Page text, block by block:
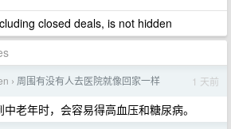
closed deals, is not hidden
› 周围有没有人去医院就像回家一样 1 天前
老年时，会容易得高血压和糖尿病。